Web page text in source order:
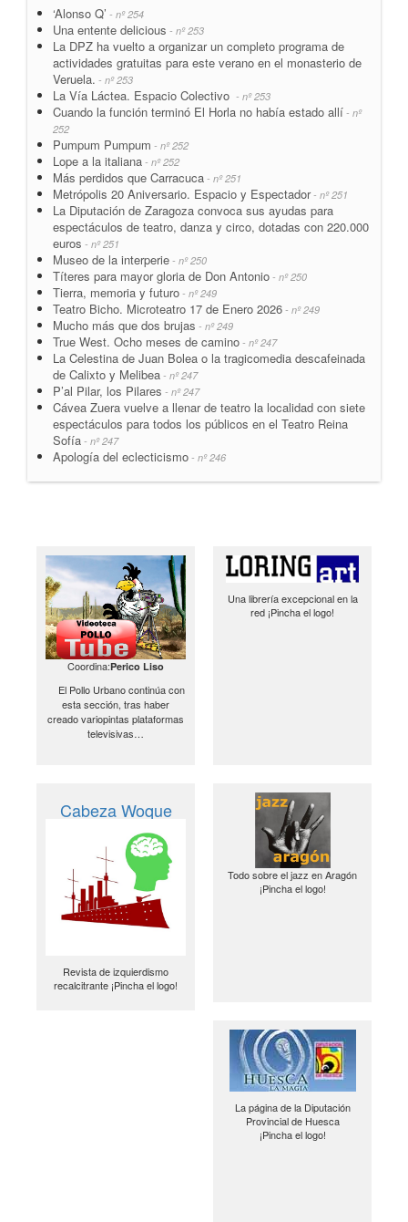
‘Alonso Q’ - nº 254
Una entente delicious - nº 253
La DPZ ha vuelto a organizar un completo programa de
actividades gratuitas para este verano en el monasterio de
Veruela. - nº 253
La Vía Láctea. Espacio Colectivo - nº 253
Cuando la función terminó El Horla no había estado allí - nº
252
Pumpum Pumpum - nº 252
Lope a la italiana - nº 252
Más perdidos que Carracuca - nº 251
Metrópolis 20 Aniversario. Espacio y Espectador- nº 251
La Diputación de Zaragoza convoca sus ayudas para
espectáculos de teatro, danza y circo, dotadas con 220.000
euros - nº 251
Museo de la interperie - nº 250
Títeres para mayor gloria de Don Antonio - nº 250
Tierra, memoria y futuro - nº 249
Teatro Bicho. Microteatro 17 de Enero 2026 - nº 249
Mucho más que dos brujas - nº 249
True West. Ocho meses de camino - nº 247
La Celestina de Juan Bolea o la tragicomedia descafeinada
de Calixto y Melibea - nº 247
P’al Pilar, los Pilares - nº 247
Cávea Zuera vuelve a llenar de teatro la localidad con siete
espectáculos para todos los públicos en el Teatro Reina
Sofía - nº 247
Apología del eclecticismo - nº 246
Coordina:Perico Liso
El Pollo Urbano continúa con
esta sección, tras haber
creado variopintas plataformas
televisivas…
Una librería excepcional en la
red ¡Pincha el logo!
Cabeza Woque
Revista de izquierdismo
recalcitrante ¡Pincha el logo!
Todo sobre el jazz en Aragón
¡Pincha el logo!
La página de la Diputación
Provincial de Huesca
¡Pincha el logo!